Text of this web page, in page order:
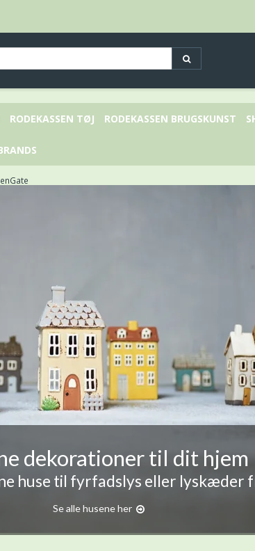
RODEKASSEN TØJ RODEKASSEN BRUGSKUNST
dekorationer til dit hjem
huse til fyrfadslys eller lyskæder
Se alle husene her